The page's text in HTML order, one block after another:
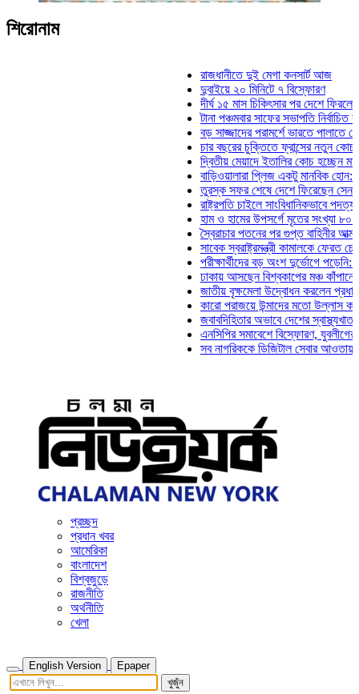
শিরোনাম
রাজধানীতে দুই মেগা কনসার্ট আজ
দুবাইয়ে ২০ মিনিটে ৭ বিস্ফোরণ
দীর্ঘ ১৫ মাস চিকিৎসার পর দেশে ফিরলেন ইলিয়াস
টানা পঞ্চমবার সাফের সভাপতি নির্বাচিত কাজী
বড় সাজ্জাদের পরামর্শে ভারতে পালাতে
চার বছরের চুক্তিতে ফ্রান্সের নতুন কোচ জিদান
দ্বিতীয় মেয়াদে ইতালির কোচ হচ্ছেন মানচিনি
বাড়িওয়ালারা প্লিজ একটু মানবিক হোন: মনিরা মিঠু
তুরস্ক সফর শেষে দেশে ফিরেছেন সেনাপ্রধান
রাষ্ট্রপতি চাইলে সাংবিধানিকভাবে পদত্যাগ করতে
হাম ও হামের উপসর্গে মৃতের সংখ্যা ৮০০ ছাড়াল
স্বৈরাচার পতনের পর গুপ্ত বাহিনীর আত্মপ্রকাশ:
সাবেক স্বরাষ্ট্রমন্ত্রী কামালকে ফেরত চেয়ে
পরীক্ষার্থীদের বড় অংশ দুর্ভোগে পড়েনি: ড.
ঢাকায় আসছেন বিশ্বকাপের মঞ্চ কাঁপানো সেই
জাতীয় বৃক্ষমেলা উদ্বোধন করলেন প্রধানমন্ত্রী
কারো পরাজয়ে উন্মাদের মতো উল্লাস করতে হয়
জবাবদিহিতার অভাবে দেশের স্বাস্থ্যখাত নানা
এনসিপির সমাবেশে বিস্ফোরণ, যুবলীগের দুই
সব নাগরিককে ডিজিটাল সেবার আওতায় আনতে
প্রচ্ছদ
প্রধান খবর
আমেরিকা
বাংলাদেশ
বিশ্বজুড়ে
রাজনীতি
অর্থনীতি
খেলা
English Version
Epaper
খুজুঁন